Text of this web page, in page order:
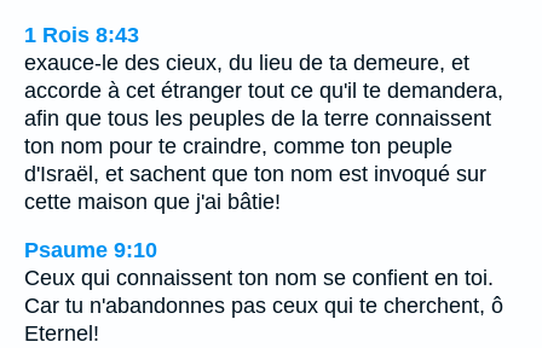
1 Rois 8:43
exauce-le des cieux, du lieu de ta demeure, et
accorde à cet étranger tout ce qu'il te demandera,
afin que tous les peuples de la terre connaissent
ton nom pour te craindre, comme ton peuple
d'Israël, et sachent que ton nom est invoqué sur
cette maison que j'ai bâtie!
Psaume 9:10
Ceux qui connaissent ton nom se confient en toi.
Car tu n'abandonnes pas ceux qui te cherchent, ô
Eternel!